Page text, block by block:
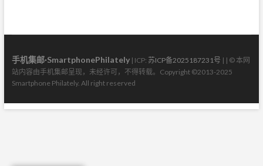
手机集邮·SmartphonePhilately| ICP: 苏ICP备2025187231号 | | © 本网
站内容由手机集邮呈现，未经许可，不得转载。Copyright ©2013-2025
Smartphone Philately. All right reserved